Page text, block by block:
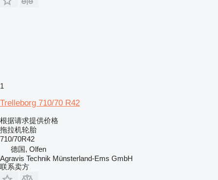
1
Trelleborg 710/70 R42
根据请求提供价格
拖拉机轮胎
710/70R42
德国, Olfen
Agravis Technik Münsterland-Ems GmbH
联系卖方